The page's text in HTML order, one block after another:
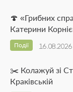
🍄 «Грибних
Катерини
16.08.2026
Події
✂️ Колажуй зі
Краківській